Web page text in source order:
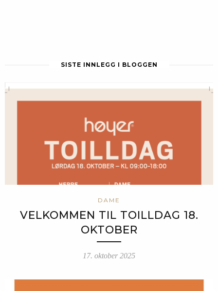
SISTE INNLEGG I BLOGGEN
DAME
VELKOMMEN TIL TOILLDAG 18.
OKTOBER
17. oktober 2025